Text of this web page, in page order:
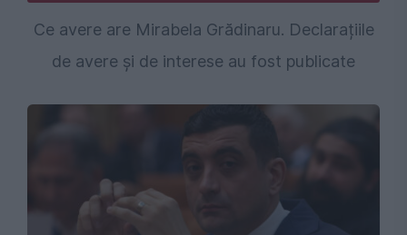
Ce avere are Mirabela Grădinaru. Declarațiile
de avere și de interese au fost publicate